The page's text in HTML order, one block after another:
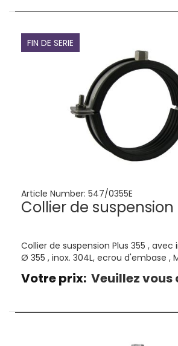
FIN DE SERIE
Article Number: 547/0355E
Collier de suspension
Collier de suspension Plus 355 , avec
Ø 355 , inox. 304L, ecrou d'embase ,
Votre prix: Veuillez vous